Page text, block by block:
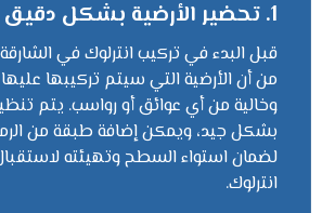
1. تحضير الأرضية بشكل دقيق
قبل البدء في تركيب انترلوك في
من أن الأرضية التي سيتم تركيبها
وخالية من أي عوائق أو رواسب. يتم
بشكل جيد، ويمكن إضافة طبقة من
لضمان استواء السطح وتهيئته
انترلوك.